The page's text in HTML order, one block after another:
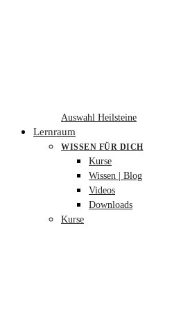
Auswahl Heilsteine
Lernraum
WISSEN FÜR DICH
Kurse
Wissen | Blog
Videos
Downloads
Kurse